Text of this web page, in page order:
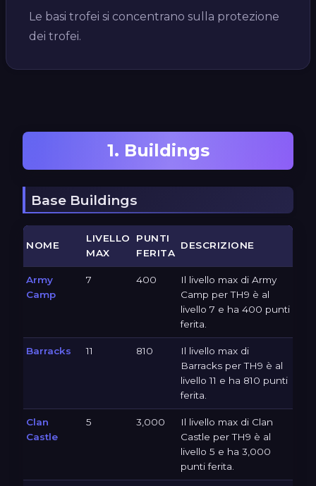
Le basi trofei si concentrano sulla protezione
dei trofei.
1. Buildings
Base Buildings
NOME
LIVELLO
MAX
PUNTI
FERITA
DESCRIZIONE
Army
Camp
7 400
Il livello max di Army
Camp per TH9 è al
livello 7 e ha 400 punti
ferita.
Barracks 11 810
Il livello max di
Barracks per TH9 è al
livello 11 e ha 810 punti
ferita.
Clan
Castle
5 3,000
Il livello max di Clan
Castle per TH9 è al
livello 5 e ha 3,000
punti ferita.